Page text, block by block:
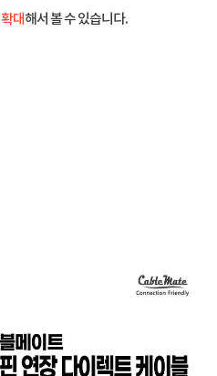
확대해서 볼 수 있습니다.